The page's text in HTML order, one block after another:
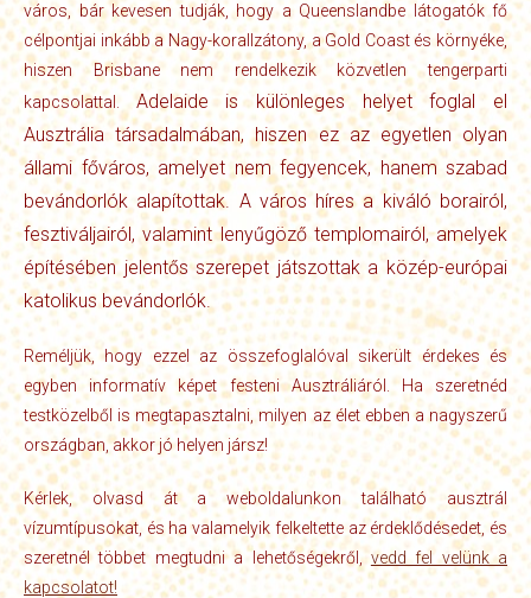
város, bár kevesen tudják, hogy a Queenslandbe látogatók fő
célpontjai inkább a Nagy-korallzátony, a Gold Coast és környéke,
hiszen Brisbane nem rendelkezik közvetlen tengerparti
kapcsolattal.Adelaide is különleges helyet foglal el
Ausztrália társadalmában, hiszen ez az egyetlen olyan
állami főváros, amelyet nem fegyencek, hanem szabad
bevándorlók alapítottak. A város híres a kiváló borairól,
fesztiváljairól, valamint lenyűgöző templomairól, amelyek
építésében jelentős szerepet játszottak a közép-európai
katolikus bevándorlók.
Reméljük, hogy ezzel az összefoglalóval sikerült érdekes és
egyben informatív képet festeni Ausztráliáról. Ha szeretnéd
testközelből is megtapasztalni, milyen az élet ebben a nagyszerű
országban, akkor jó helyen jársz!
Kérlek, olvasd át a weboldalunkon található ausztrál
vízumtípusokat, és ha valamelyik felkeltette az érdeklődésedet, és
szeretnél többet megtudni a lehetőségekről,vedd fel velünk a
kapcsolatot!